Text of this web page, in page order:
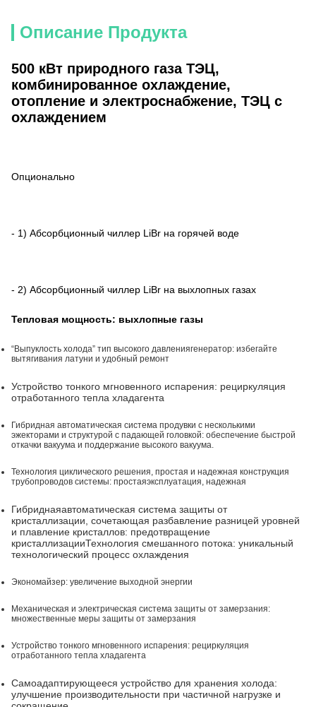
Описание Продукта
500 кВт природного газа ТЭЦ,
комбинированное охлаждение,
отопление и электроснабжение, ТЭЦ с
охлаждением
Опционально
- 1) Абсорбционный чиллер LiBr на горячей воде
- 2) Абсорбционный чиллер LiBr на выхлопных газах
Тепловая мощность: выхлопные газы
“Выпуклость холода” тип высокого давлениягенератор: избегайте
вытягивания латуни и удобный ремонт
Устройство тонкого мгновенного испарения: рециркуляция
отработанного тепла хладагента
Гибридная автоматическая система продувки с несколькими
эжекторами и структурой с падающей головкой: обеспечение быстрой
откачки вакуума и поддержание высокого вакуума.
Технология циклического решения, простая и надежная конструкция
трубопроводов системы: простаяэксплуатация, надежная
Гибриднаяавтоматическая система защиты от
кристаллизации, сочетающая разбавление разницей уровней
и плавление кристаллов: предотвращение
кристаллизацииТехнология смешанного потока: уникальный
технологический процесс охлаждения
Экономайзер: увеличение выходной энергии
Механическая и электрическая система защиты от замерзания:
множественные меры защиты от замерзания
Устройство тонкого мгновенного испарения: рециркуляция
отработанного тепла хладагента
Самоадаптирующееся устройство для хранения холода:
улучшение производительности при частичной нагрузке и